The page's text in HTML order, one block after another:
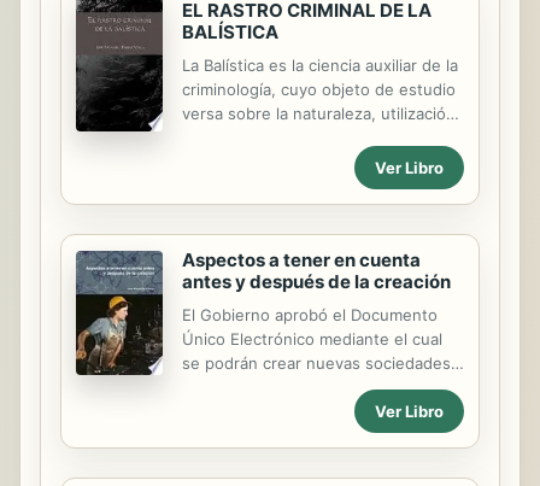
EL RASTRO CRIMINAL DE LA
BALÍSTICA
La Balística es la ciencia auxiliar de la
criminología, cuyo objeto de estudio
versa sobre la naturaleza, utilización
fuego, así como también el alcance y
dirección de los proyectiles. Esta
disciplina, con el progreso de los
medios técnicos, ha adquirido
actualmente enorme relevancia en
los peritajes de delitos cometidos
con armas de fuego. Puede decirse
que constituye uno de los medios
más eficaces con que cuenta la
autoridad, para la determinación e
identificación de las armas de fuego
utilizadas en los delitos. Se basa en
el postulado de que cada ...
Ver Libro
Aspectos a tener en cuenta
antes y después de la creación
El Gobierno aprobó el Documento
Único Electrónico mediante el cual
se podrán crear nuevas sociedades
de responsabilidad limitada en
apenas dos días. Este instrumento
aglutina la información que supone
Ver Libro